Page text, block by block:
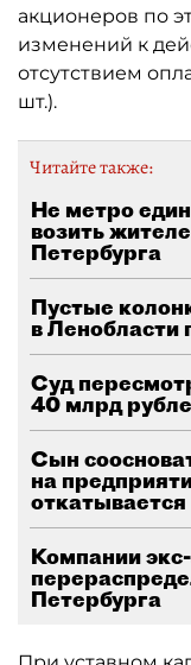
акционеров по
изменений к
отсутствием
шт.).
Читайте также:
Не метро
возить
Петербурга
Пустые
в
Суд
40 млрд
Сын
на
Компании
Петербурга